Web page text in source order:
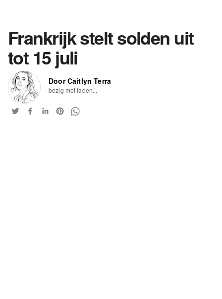
Frankrijk stelt solden uit
tot 15 juli
Door Caitlyn Terra
bezig met laden...